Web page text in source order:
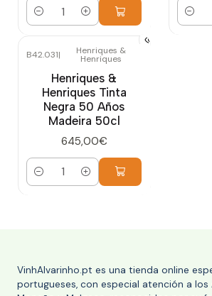
Cantidad
B42.031| Henriques &
Henriques
Henriques &
Henriques Tinta
Negra 50 Años
Madeira 50cl
645,00€
Cantidad
VinhAlvarinho.pt es una tienda online
portugueses, con especial atención a los